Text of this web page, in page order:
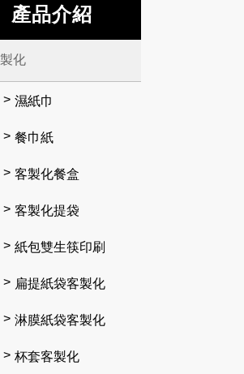
產品介紹
化
濕紙巾
餐巾紙
客製化餐盒
客製化提袋
紙包雙生筷印刷
扁提紙袋客製化
淋膜紙袋客製化
杯套客製化